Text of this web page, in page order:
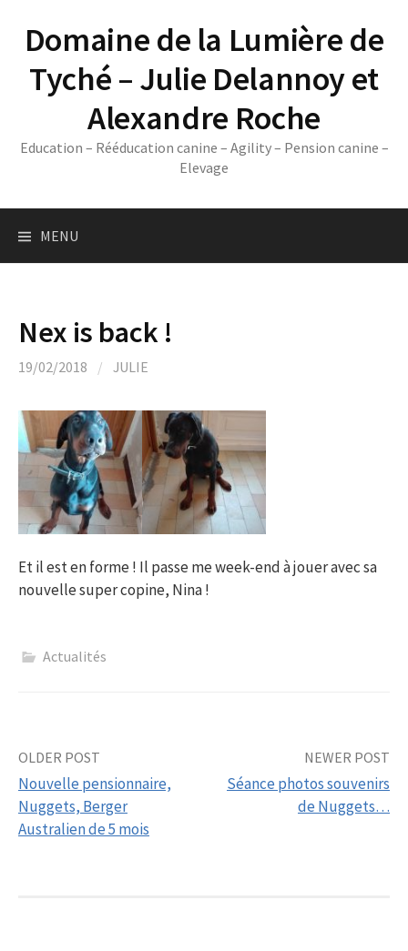
contentDomaine de la Lumière de
Tyché – Julie Delannoy et
Alexandre Roche
Education – Rééducation canine – Agility – Pension canine –
Elevage
MENU
Nex is back !
19/02/2018 / JULIE
Et il est en forme ! Il passe me week-end à jouer avec sa
nouvelle super copine, Nina !
Actualités
Post
navigation
OLDER POST
Nouvelle pensionnaire,
Nuggets, Berger
Australien de 5 mois
NEWER POST
Séance photos souvenirs
de Nuggets…